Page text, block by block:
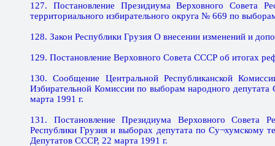
127. Постановление Президиума Верховного Совета
территориального избирательного округа № 669 по
128. Закон Республики Грузия О внесении изменений и
129. Постановление Верховного Совета СССР об итогах
130. Сообщение Центральной Республиканской
Избирательной Комиссии по выборам народного
марта 1991 г.
131. Постановление Президиума Верховного Совета
Республики Грузия и выборах депутата по
Депутатов СССР, 22 марта 1991 г.